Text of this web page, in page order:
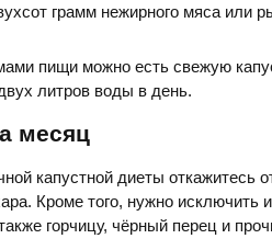
грамм нежирного мяса или
пищи можно есть свежую
литров воды в день.
месяц
капустной диеты откажитесь
Кроме того, нужно исключить
горчицу, чёрный перец и